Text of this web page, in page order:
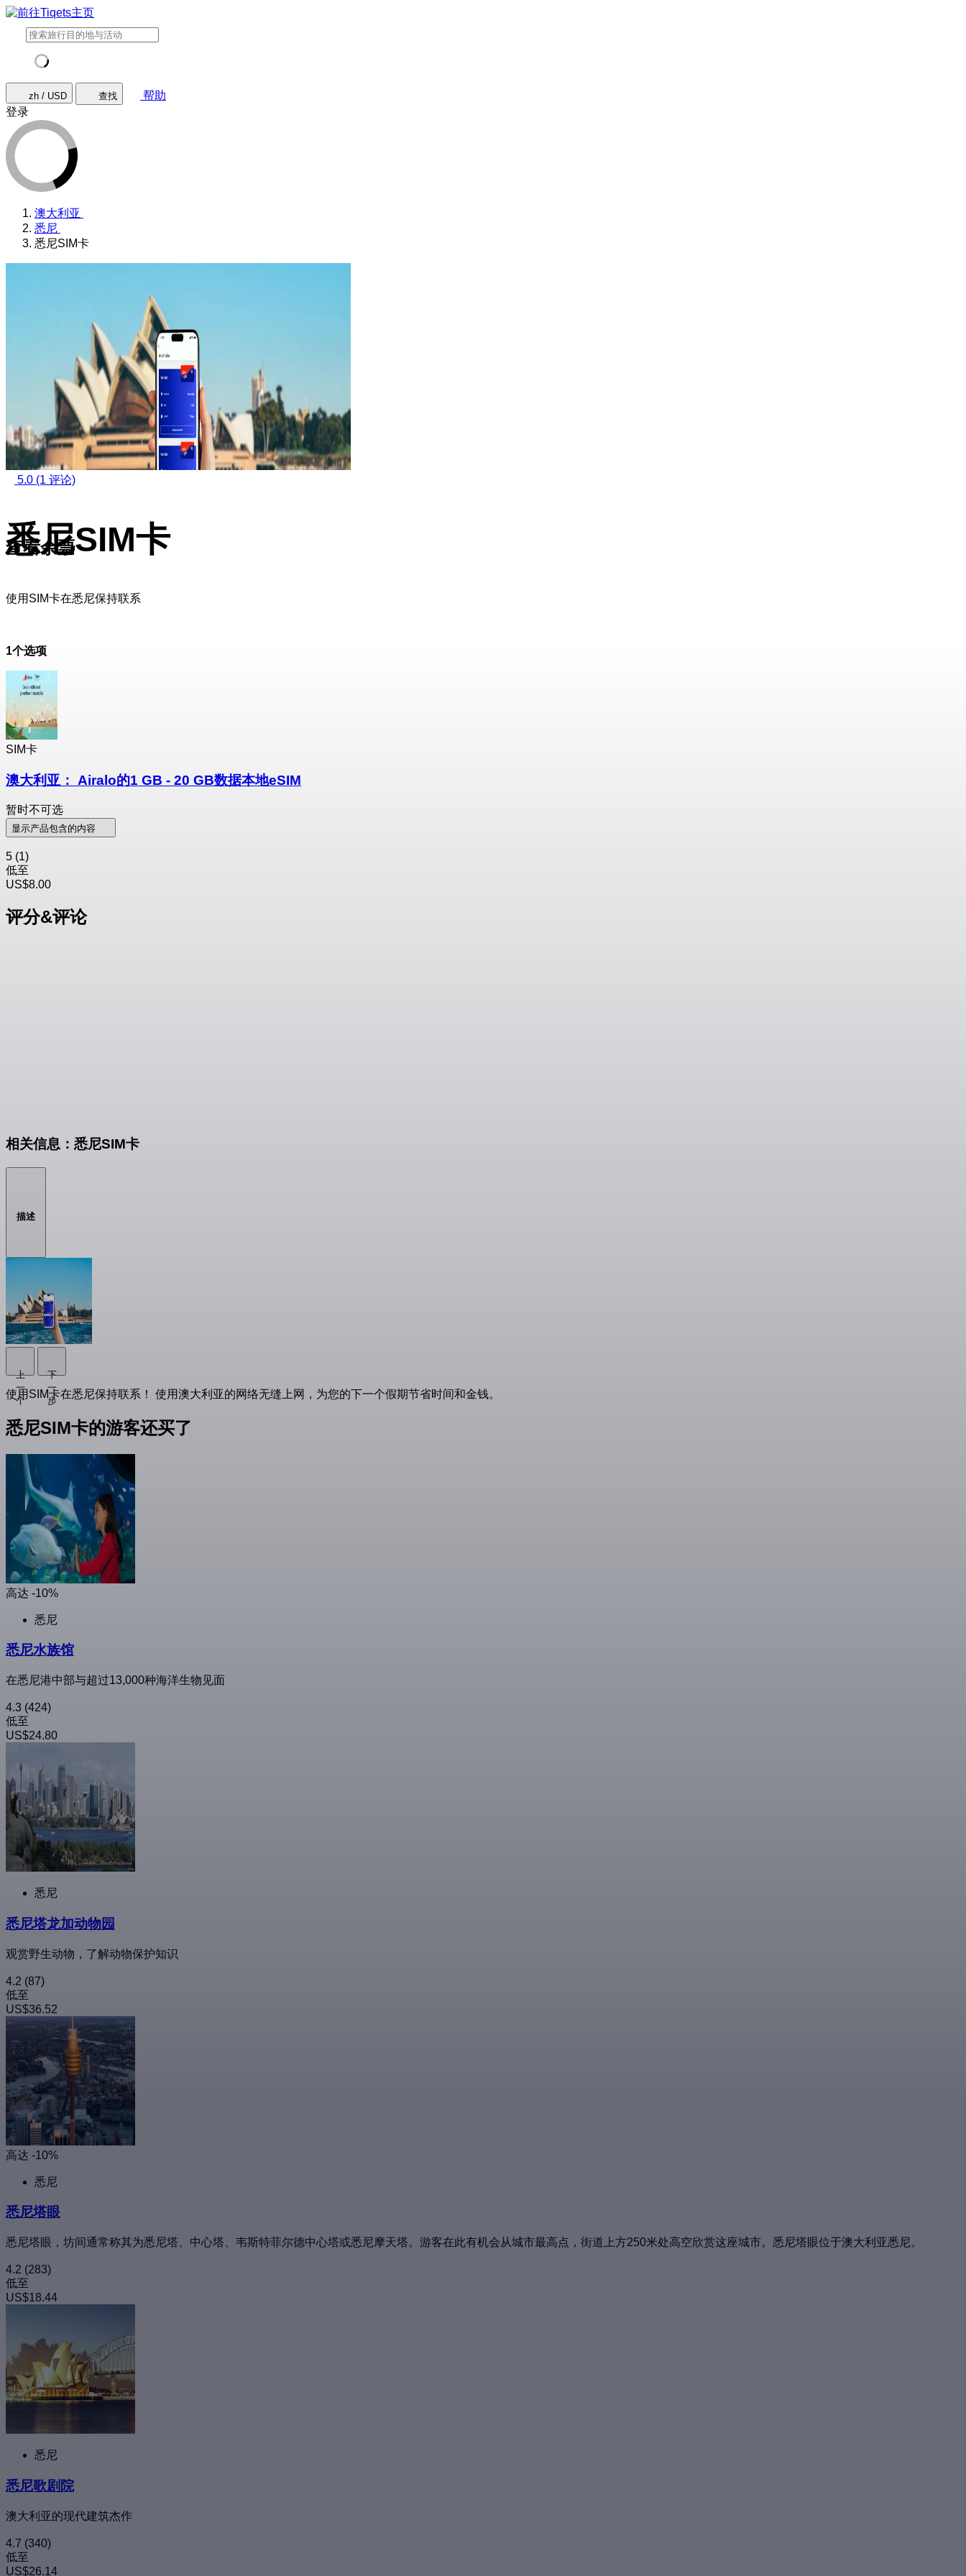
zh / USD 查找
帮助
登录
澳大利亚
悉尼
悉尼SIM卡
5.0 (1 评论)
悉尼SIM卡
使用SIM卡在悉尼保持联系
查看余票
1个选项
SIM卡
澳大利亚： Airalo的1 GB - 20 GB数据本地eSIM
暂时不可选
显示产品包含的内容
5 (1)
低至
US$8.00
评分&评论
相关信息：悉尼SIM卡
描述
上
一
个
下
一
步
使用SIM卡在悉尼保持联系！ 使用澳大利亚的网络无缝上网，为您的下一个假期节省时间和金钱。
悉尼SIM卡的游客还买了
高达 -10%
悉尼
悉尼水族馆
在悉尼港中部与超过13,000种海洋生物见面
4.3 (424)
低至
US$24.80
悉尼
悉尼塔龙加动物园
观赏野生动物，了解动物保护知识
4.2 (87)
低至
US$36.52
高达 -10%
悉尼
悉尼塔眼
悉尼塔眼，坊间通常称其为悉尼塔、中心塔、韦斯特菲尔德中心塔或悉尼摩天塔。游客在此有机会从城市最高点，街道上方250米处高空欣赏这座城市。悉尼塔眼位于澳大利亚悉尼。
4.2 (283)
低至
US$18.44
悉尼
悉尼歌剧院
澳大利亚的现代建筑杰作
4.7 (340)
低至
US$26.14